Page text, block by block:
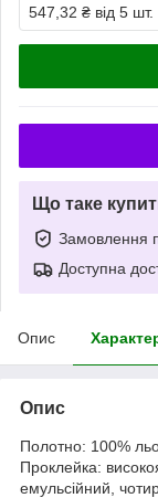
547,32 ₴ від 5 шт.
Що таке
Замовлення
Доступна
Опис
Опис
Полотно: 100%
Проклейка:
емульсійний,